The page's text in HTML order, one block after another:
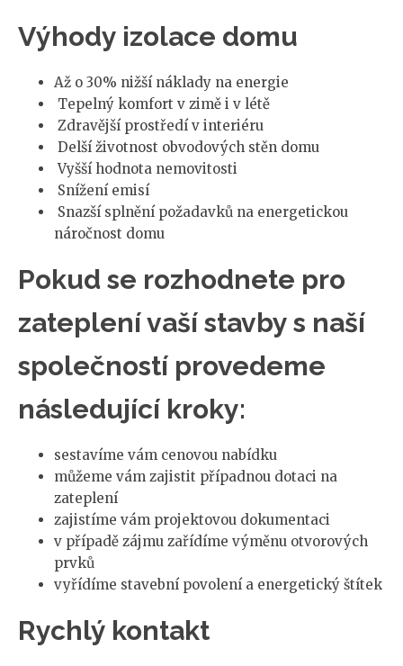
Výhody izolace domu
Až o 30% nižší náklady na energie
Tepelný komfort v zimě i v létě
Zdravější prostředí v interiéru
Delší životnost obvodových stěn domu
Vyšší hodnota nemovitosti
Snížení emisí
Snazší splnění požadavků na energetickou
náročnost domu
Pokud se rozhodnete pro
zateplení vaší stavby s naší
společností provedeme
následující kroky:
sestavíme vám cenovou nabídku
můžeme vám zajistit případnou dotaci na
zateplení
zajistíme vám projektovou dokumentaci
v případě zájmu zařídíme výměnu otvorových
prvků
vyřídíme stavební povolení a energetický štítek
Rychlý kontakt